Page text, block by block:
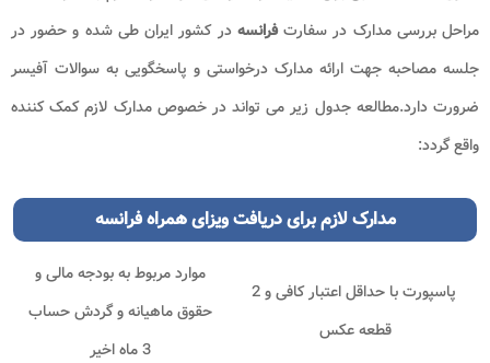
مراحل بررسی مدارک در سفارتفرانسهدر کشور ایران طی شده و حضور در
جلسه مصاحبه جهت ارائه مدارک درخواستی و پاسخگویی به سوالات آفیسر
ضرورت دارد.مطالعه جدول زیر می تواند در خصوص مدارک لازم کمک کننده
واقع گردد:
مدارک لازم برایدریافت ویزای همراه فرانسه
پاسپورت با حداقل اعتبار کافی و 2
قطعه عکس
موارد مربوط به بودجه مالی و
حقوق ماهیانه و گردش حساب
3 ماه اخیر